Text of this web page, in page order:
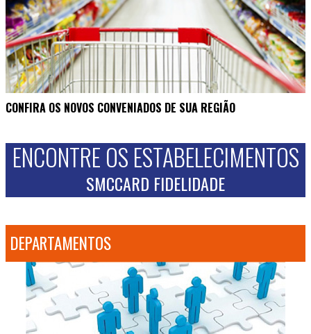
CONFIRA OS NOVOS CONVENIADOS DE SUA REGIÃO
ENCONTRE OS ESTABELECIMENTOS
SMCCARD FIDELIDADE
DEPARTAMENTOS